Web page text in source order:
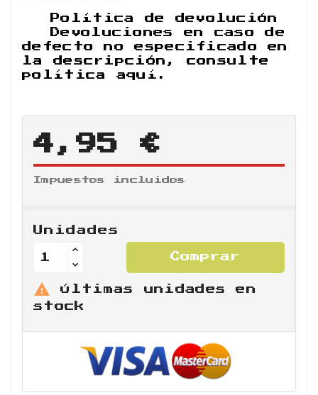
Política de devolución
Devoluciones en caso de
defecto no especificado en
la descripción, consulte
política aquí.
4,95 €
Impuestos incluidos
Unidades
Comprar

Últimas unidades en
stock